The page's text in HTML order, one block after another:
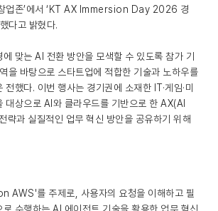
업존’에서 ‘KT AX Immersion Day 2026 경
다고 밝혔다.
맞는 AI 전환 방안을 모색할 수 있도록 참가 기
을 바탕으로 스타트업에 적합한 기술과 노하우를
전했다. 이번 행사는 경기권에 소재한 IT·게임·미
대상으로 AI와 클라우드를 기반으로 한 AX(AI
과 실질적인 업무 혁신 방안을 공유하기 위해
AWS'를 주제로, 사용자의 요청을 이해하고 필